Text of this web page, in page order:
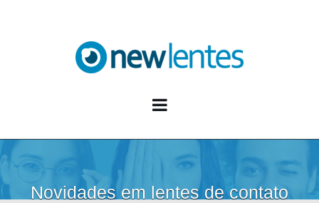
Novidades em lentes de contato